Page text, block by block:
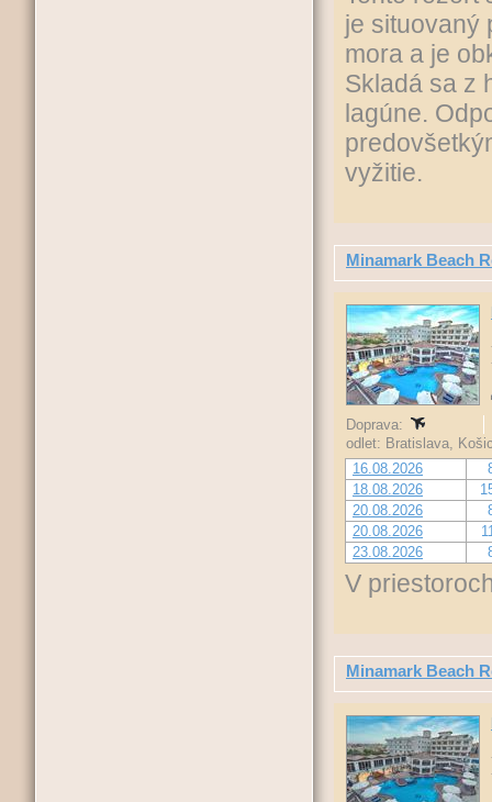
je situovaný
mora a je
Skladá sa z
lagúne.
vyžitie.
Minamark Beach
Doprava:
odlet: Bratislava,
16.08.2026
18.08.2026
20.08.2026
20.08.2026
23.08.2026
V
Minamark Beach